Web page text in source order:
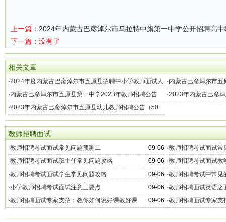
上一篇： 2024年内蒙古巴彦淖尔市乌拉特中旗第一中学公开招聘高
下一篇：没有了
相关文章
·2024年度内蒙古巴彦淖尔市五原县招聘中小学教师面试人
员总成绩及进入体检考察范围人员名单的公告
·内蒙古巴彦淖尔市
公告
·内蒙古巴彦淖尔市五原县第一中学2023年教师招聘公告 ·2023年内蒙古巴彦
·2023年内蒙古巴彦淖尔市五原县幼儿教师招聘公告（50
名）
教师招聘面试
09-06
·教师招聘考试面试常见问题预测二 ·教师招聘考试面试常
09-06
·教师招聘考试面试班主任常见问题攻略 ·教师招聘考试面试教
09-06
·教师招聘考试面试学生常见问题攻略 ·教师招聘考试中常见
09-06
·小学教师招聘考试面试注意三要点 ·教师招聘面试英语之
09-06
·教师招聘面试专家支招：教你如何说好课教好课 ·教师招聘面试专家支